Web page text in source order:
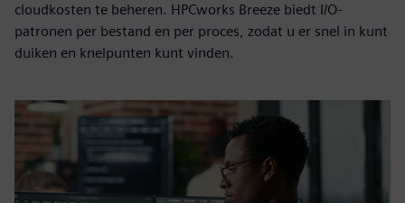
cloudkosten te beheren. HPCworks Breeze biedt I/O-
patronen per bestand en per proces, zodat u er snel in kunt
duiken en knelpunten kunt vinden.